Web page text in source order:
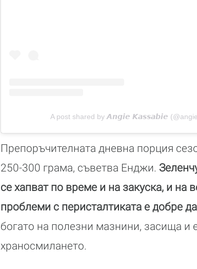
A post shared by 𝘼𝙣𝙜𝙞𝙚 𝙆𝙖𝙨𝙨𝙖𝙗𝙞𝙚
Препоръчителната дневна порция
250-300 грама, съветва Енджи.
се хапват по време и на закуска, и на
проблеми с перисталтиката е добре
богато на полезни мазнини, засища и
храносмилането.